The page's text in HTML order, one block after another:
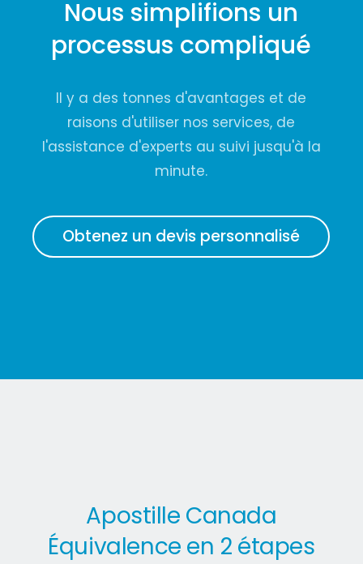
Nous simplifions un
processus compliqué
Il y a des tonnes d'avantages et de
raisons d'utiliser nos services, de
l'assistance d'experts au suivi jusqu'à la
minute.
Obtenez un devis personnalisé
Apostille Canada
Équivalence en 2 étapes